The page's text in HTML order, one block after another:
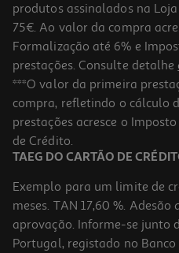
Aparador Corporal Remington
47.99 €/un
47,99 €
produtos assinalados na
75€. Ao valor da compra
Formalização até 6% e
prestações. Consulte detalhe
***O valor da primeira
compra, refletindo o cálculo
prestações acresce o
de Crédito.
TAEG DO CARTÃO DE
Exemplo para um limite de
meses. TAN 17,60 %.
aprovação. Informe-se junto
Portugal, registado no